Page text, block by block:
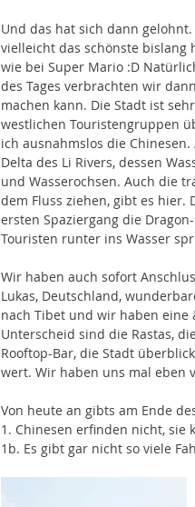
Und das hat sich dann
vielleicht das schönste bislang
wie bei Super Mario :D
des Tages verbrachten wir
machen kann. Die Stadt ist
westlichen Touristengruppen
ich ausnahmslos die
Delta des Li Rivers, dessen
und Wasserochsen. Auch die
dem Fluss ziehen, gibt es hier.
ersten Spaziergang die
Touristen runter ins Wasser
Wir haben auch sofort
Lukas, Deutschland,
nach Tibet und wir haben eine
Unterscheid sind die Rastas,
Rooftop-Bar, die Stadt
wert. Wir haben uns mal eben
Von heute an gibts am Ende
1. Chinesen erfinden nicht, sie
1b. Es gibt gar nicht so viele